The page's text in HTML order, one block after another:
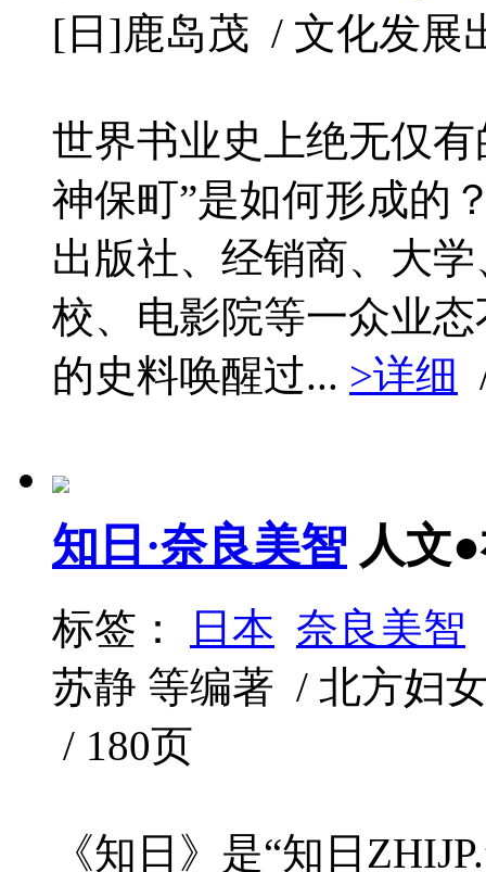
[日]鹿岛茂 / 文化发展
世界书业史上绝无仅
神保町”是如何形成的
出版社、经销商、大
校、电影院等一众业
的史料唤醒过... >详细
知日·奈良美智 人文
标签： 日本 奈良美智
苏静 等编著 / 北方妇
/ 180页
《知日》是“知日